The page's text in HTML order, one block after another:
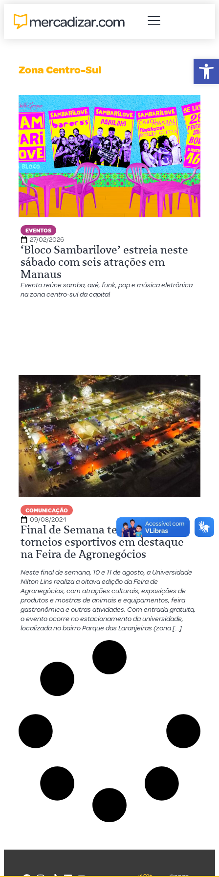
Zona Centro-Sul
EVENTOS
27/02/2026
‘Bloco Sambarilove’ estreia neste
sábado com seis atrações em
Manaus
Evento reúne samba, axé, funk, pop e música eletrônica
na zona centro-sul da capital
COMUNICAÇÃO
09/08/2024
Final de Semana tem shows e
torneios esportivos em destaque
na Feira de Agronegócios
Neste final de semana, 10 e 11 de agosto, a Universidade
Nilton Lins realiza a oitava edição da Feira de
Agronegócios, com atrações culturais, exposições de
produtos e mostras de animais e equipamentos, feira
gastronômica e outras atividades. Com entrada gratuita,
o evento ocorre no estacionamento da universidade,
localizada no bairro Parque das Laranjeiras (zona […]